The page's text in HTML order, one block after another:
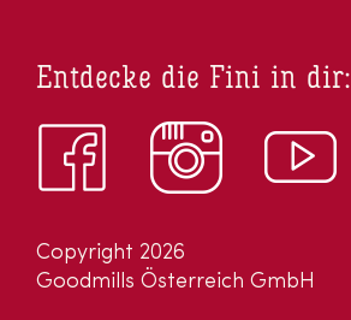
Copyright 2026
Goodmills Österreich GmbH
Entdecke die Fini in dir: